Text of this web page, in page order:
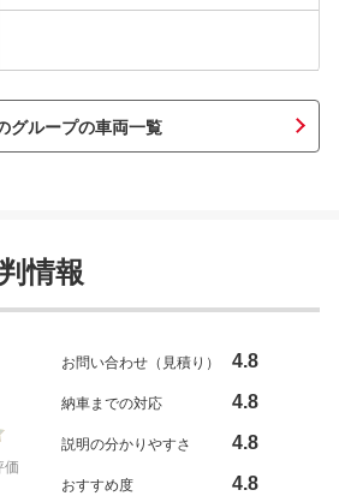
グループの車両一覧
情報
価
お問い合わせ（見積り） 4.8
納車までの対応 4.8
説明の分かりやすさ 4.8
おすすめ度 4.8